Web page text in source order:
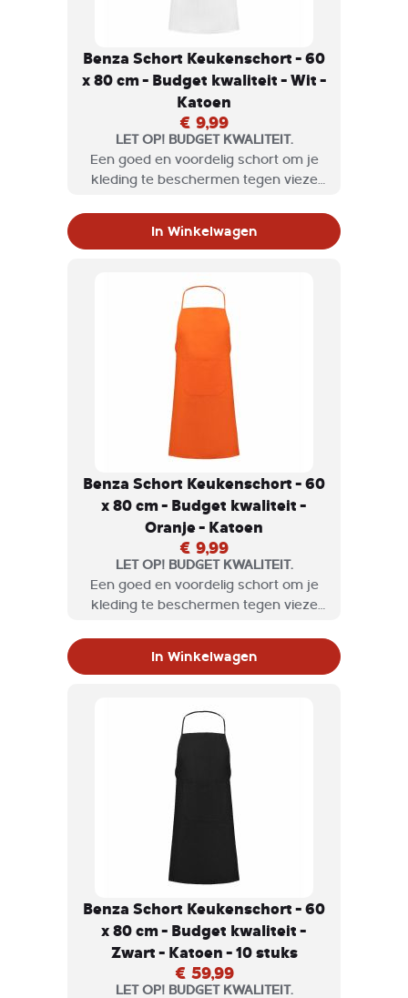
Benza Schort Keukenschort - 60
x 80 cm - Budget kwaliteit - Wit -
Katoen
€ 9,99
LET OP! BUDGET KWALITEIT.
Een goed en voordelig schort om je
kleding te beschermen tegen vieze
In Winkelwagen
Benza Schort Keukenschort - 60
x 80 cm - Budget kwaliteit -
Oranje - Katoen
€ 9,99
LET OP! BUDGET KWALITEIT.
Een goed en voordelig schort om je
kleding te beschermen tegen vieze
In Winkelwagen
Benza Schort Keukenschort - 60
x 80 cm - Budget kwaliteit -
Zwart - Katoen - 10 stuks
€ 59,99
LET OP! BUDGET KWALITEIT.